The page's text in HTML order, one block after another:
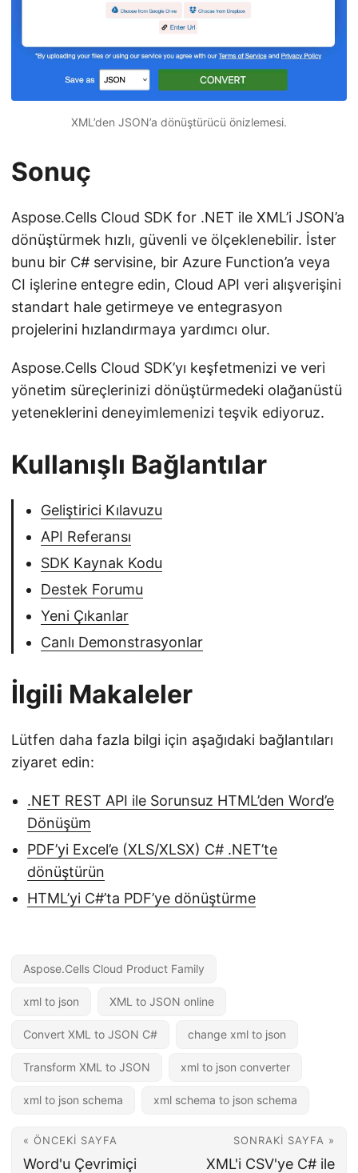
XML’den JSON’a dönüştürücü önizlemesi.
Sonuç
Aspose.Cells Cloud SDK for .NET ile XML’i JSON’a
dönüştürmek hızlı, güvenli ve ölçeklenebilir. İster
bunu bir C# servisine, bir Azure Function’a veya
CI işlerine entegre edin, Cloud API veri alışverişini
standart hale getirmeye ve entegrasyon
projelerini hızlandırmaya yardımcı olur.
Aspose.Cells Cloud SDK’yı keşfetmenizi ve veri
yönetim süreçlerinizi dönüştürmedeki olağanüstü
yeteneklerini deneyimlemenizi teşvik ediyoruz.
Kullanışlı Bağlantılar
Geliştirici Kılavuzu
API Referansı
SDK Kaynak Kodu
Destek Forumu
Yeni Çıkanlar
Canlı Demonstrasyonlar
İlgili Makaleler
Lütfen daha fazla bilgi için aşağıdaki bağlantıları
ziyaret edin:
.NET REST API ile Sorunsuz HTML’den Word’e
Dönüşüm
PDF’yi Excel’e (XLS/XLSX) C# .NET’te
dönüştürün
HTML’yi C#’ta PDF’ye dönüştürme
Aspose.Cells Cloud Product Family
xml to json XML to JSON online
Convert XML to JSON C# change xml to json
Transform XML to JSON xml to json converter
xml to json schema xml schema to json schema
« ÖNCEKI SAYFA
Word'u Çevrimiçi
SONRAKI SAYFA »
XML'i CSV'ye C# ile